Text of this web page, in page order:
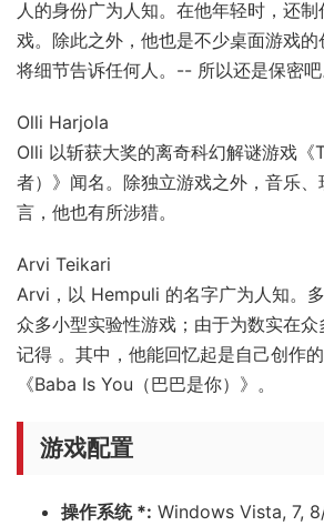
人的身份广为人知。在他年轻时，还
戏。除此之外，他也是不少桌面游戏
将细节告诉任何人。-- 所以还是保密吧
Olli Harjola
Olli 以斩获大奖的离奇科幻解谜游戏
者）》闻名。除独立游戏之外，音乐
言，他也有所涉猎。
Arvi Teikari
Arvi，以 Hempuli 的名字广为人知。
众多小型实验性游戏；由于为数实在
记得 。其中，他能回忆起是自己创作
《Baba Is You（巴巴是你）》。
游戏配置
操作系统 *: Windows Vista, 7,